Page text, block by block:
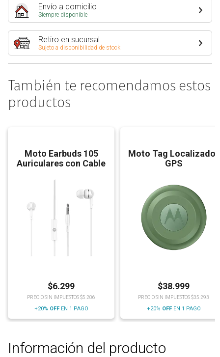
Envío a domicilio
Siempre disponible
Retiro en sucursal
Sujeto a disponibilidad de stock
También te recomendamos estos
productos
Moto Earbuds 105
Auriculares con Cable
$6.299
PRECIO SIN IMPUESTOS $5.206
+20% OFFEN 1 PAGO
Moto Tag Localizador
GPS
$38.999
PRECIO SIN IMPUESTOS $35.293
+20% OFFEN 1 PAGO
Información del producto